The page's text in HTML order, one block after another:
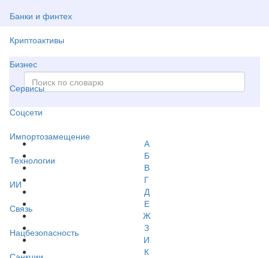
Банки и финтех
Криптоактивы
Бизнес
Сервисы
Соцсети
Импортозамещение
Технологии
ИИ
Связь
Нацбезопасность
А
Б
В
Г
Д
Е
Ж
З
И
К